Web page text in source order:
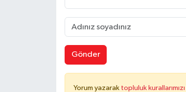
Gönder
Yorum yazarak topluluk kurallarımızı